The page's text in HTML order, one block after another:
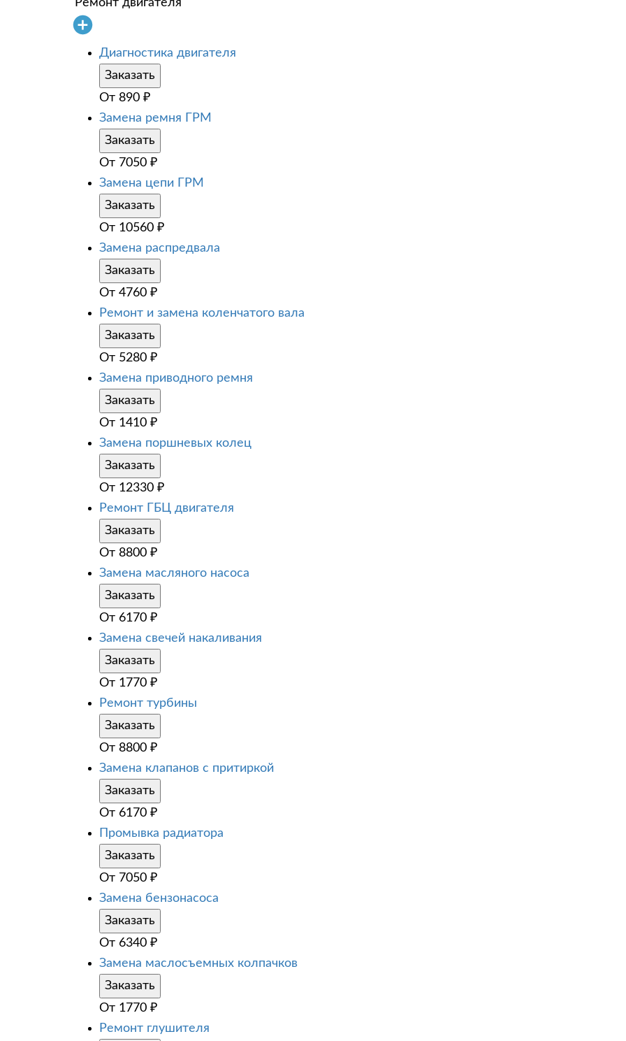
Ремонт двигателя
Диагностика двигателя
Заказать
От 890 ₽
Замена ремня ГРМ
Заказать
От 7050 ₽
Замена цепи ГРМ
Заказать
От 10560 ₽
Замена распредвала
Заказать
От 4760 ₽
Ремонт и замена коленчатого вала
Заказать
От 5280 ₽
Замена приводного ремня
Заказать
От 1410 ₽
Замена поршневых колец
Заказать
От 12330 ₽
Ремонт ГБЦ двигателя
Заказать
От 8800 ₽
Замена масляного насоса
Заказать
От 6170 ₽
Замена свечей накаливания
Заказать
От 1770 ₽
Ремонт турбины
Заказать
От 8800 ₽
Замена клапанов с притиркой
Заказать
От 6170 ₽
Промывка радиатора
Заказать
От 7050 ₽
Замена бензонасоса
Заказать
От 6340 ₽
Замена маслосъемных колпачков
Заказать
От 1770 ₽
Ремонт глушителя